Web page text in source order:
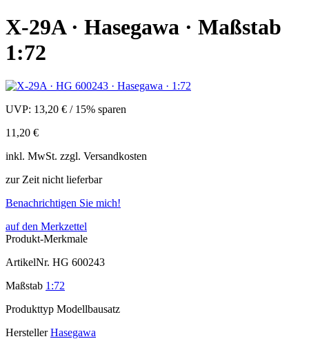
X-29A · Hasegawa · Maßstab
1:72
UVP: 13,20 € / 15% sparen
11,20 €
inkl. MwSt. zzgl. Versandkosten
zur Zeit nicht lieferbar
Benachrichtigen Sie mich!
auf den Merkzettel
Produkt-Merkmale
ArtikelNr. HG 600243
Maßstab 1:72
Produkttyp Modellbausatz
Hersteller Hasegawa